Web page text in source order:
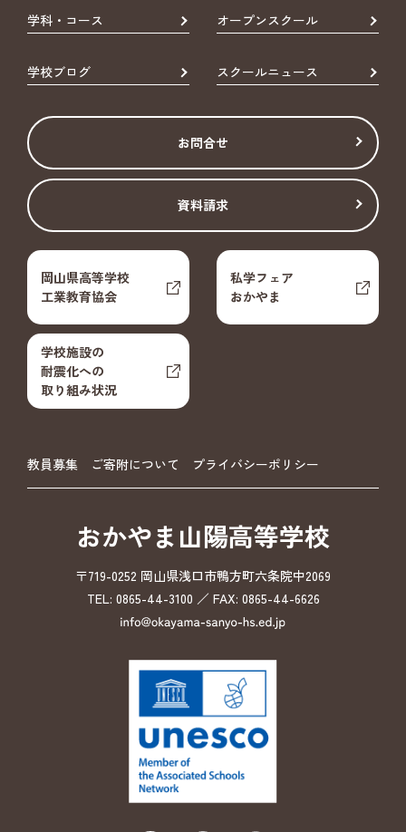
学科・コース オープンスクール
学校ブログ スクールニュース
お問合せ
資料請求
岡山県高等学校
工業教育協会
私学フェア
おかやま
学校施設の
耐震化への
取り組み状況
教員募集 ご寄附について プライバシーポリシー
おかやま山陽高等学校
〒719-0252 岡山県浅口市鴨方町六条院中2069
TEL: 0865-44-3100 ／ FAX: 0865-44-6626